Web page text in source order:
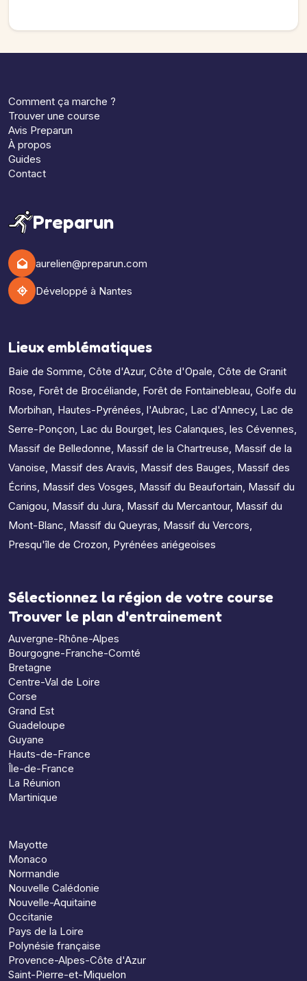
Comment ça marche ?
Trouver une course
Avis Preparun
À propos
Guides
Contact
Preparun
aurelien@preparun.com
Développé à Nantes
Lieux emblématiques
Baie de Somme, Côte d'Azur, Côte d'Opale, Côte de Granit
Rose, Forêt de Brocéliande, Forêt de Fontainebleau, Golfe du
Morbihan, Hautes-Pyrénées, l'Aubrac, Lac d'Annecy, Lac de
Serre-Ponçon, Lac du Bourget, les Calanques, les Cévennes,
Massif de Belledonne, Massif de la Chartreuse, Massif de la
Vanoise, Massif des Aravis, Massif des Bauges, Massif des
Écrins, Massif des Vosges, Massif du Beaufortain, Massif du
Canigou, Massif du Jura, Massif du Mercantour, Massif du
Mont-Blanc, Massif du Queyras, Massif du Vercors,
Presqu'île de Crozon, Pyrénées ariégeoises
Sélectionnez la région de votre course
Trouver le plan d'entrainement
Auvergne-Rhône-Alpes
Bourgogne-Franche-Comté
Bretagne
Centre-Val de Loire
Corse
Grand Est
Guadeloupe
Guyane
Hauts-de-France
Île-de-France
La Réunion
Martinique
Mayotte
Monaco
Normandie
Nouvelle Calédonie
Nouvelle-Aquitaine
Occitanie
Pays de la Loire
Polynésie française
Provence-Alpes-Côte d'Azur
Saint-Pierre-et-Miquelon